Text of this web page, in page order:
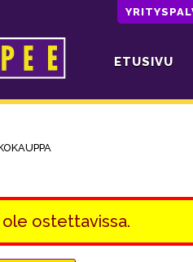
ETUSIVU
ostettavissa.